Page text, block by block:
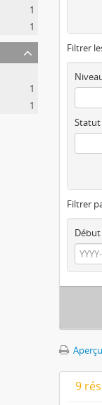
1
1
1
1
Filtrer
Filtrer
Début
9